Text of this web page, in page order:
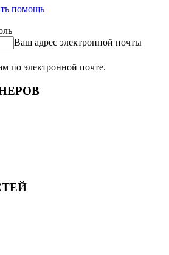
помощь
Ваш адрес электронной почты
по электронной почте.